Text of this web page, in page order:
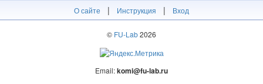
О сайте | Инструкция | Вход
© FU-Lab2026
Email:komi@fu-lab.ru